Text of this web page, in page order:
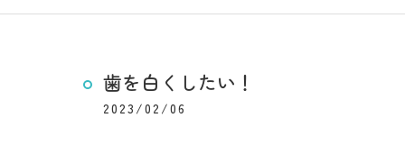
歯を白くしたい！
2023/02/06